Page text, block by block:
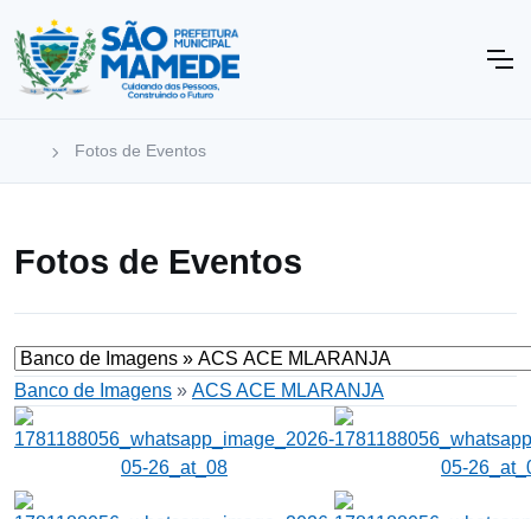
Fotos de Eventos
Fotos de Eventos
Banco de Imagens » ACS ACE MLARANJA